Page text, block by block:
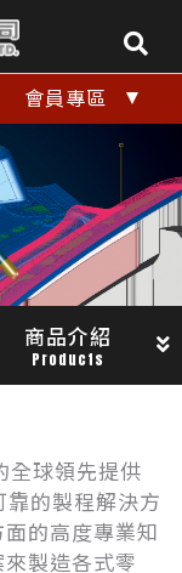
會員專區
商品介紹
Products
全球領先提供
的製程解決方
的高度專業知
製造各式零